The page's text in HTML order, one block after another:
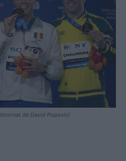
de David Popovici